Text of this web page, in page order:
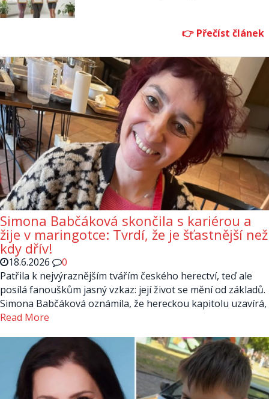
Simona Babčáková skončila s kariérou a
žije v maringotce: Tvrdí, že je šťastnější než
kdy dřív!
18.6.2026
0
Patřila k nejvýraznějším tvářím českého herectví, teď ale
posílá fanouškům jasný vzkaz: její život se mění od základů.
Simona Babčáková oznámila, že hereckou kapitolu uzavírá,
Read More